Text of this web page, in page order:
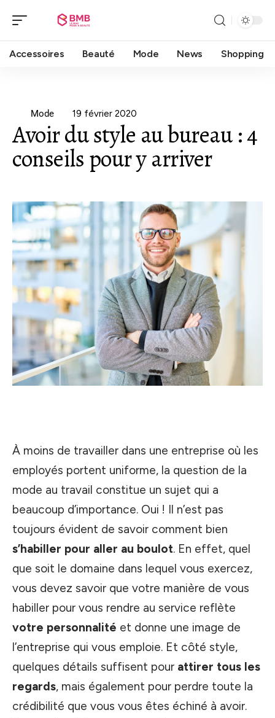
Accessoires Beauté Mode News Shopping
Mode 19 février 2020
Avoir du style au bureau : 4
conseils pour y arriver
À moins de travailler dans une entreprise où les
employés portent uniforme, la question de la
mode au travail constitue un sujet qui a
beaucoup d’importance. Oui ! Il n’est pas
toujours évident de savoir comment bien
s’habiller pour aller au boulot. En effet, quel
que soit le domaine dans lequel vous exercez,
vous devez savoir que votre manière de vous
habiller pour vous rendre au service reflète
votre personnalité et donne une image de
l’entreprise qui vous emploie. Et côté style,
quelques détails suffisent pour attirer tous les
regards, mais également pour perdre toute la
crédibilité que vous vous êtes échiné à avoir.